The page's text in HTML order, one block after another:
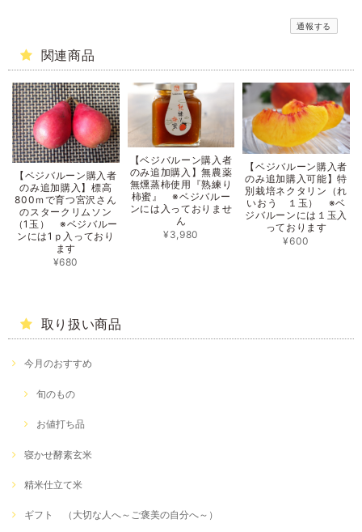
通報する
関連商品
【ベジバルーン購入者
のみ追加購入】標高
800ｍで育つ宮沢さん
のスタークリムソン
（1玉） ※ベジバルー
ンには1ｐ入っており
ます
¥680
【ベジバルーン購入者
のみ追加購入】無農薬
無燻蒸柿使用『熟練り
柿蜜』 ※ベジバルー
ンには入っておりませ
ん
¥3,980
【ベジバルーン購入者
のみ追加購入可能】特
別栽培ネクタリン（れ
いおう １玉） ※ベ
ジバルーンには１玉入
っております
¥600
取り扱い商品
今月のおすすめ
旬のもの
お値打ち品
寝かせ酵素玄米
精米仕立て米
ギフト （大切な人へ～ご褒美の自分へ～）